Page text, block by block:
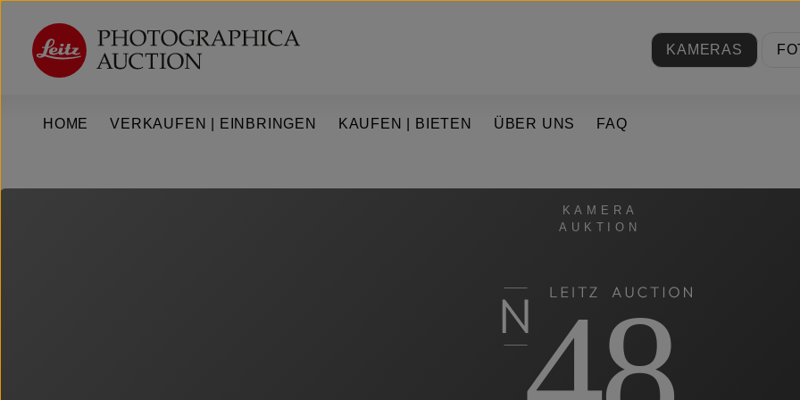
Hauptinhalt springen
Zur Hauptnavigation springen
KAMERAS
HOME VERKAUFEN | EINBRINGEN KAUFEN | BIETEN ÜBER UNS FAQ
KAMERA
AUKTION